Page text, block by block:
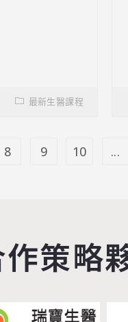
最新生醫課程
8 9 10 ...
策略